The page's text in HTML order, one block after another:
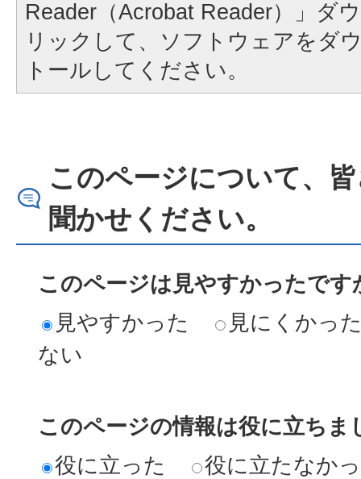
Reader（Acrobat Reader）」ダ
リックして、ソフトウェアをダ
トールしてください。
このページについて、
聞かせください。
このページは見やすかったです
見やすかった
見にくかっ
ない
このページの情報は役に立ちま
役に立った
役に立たなか